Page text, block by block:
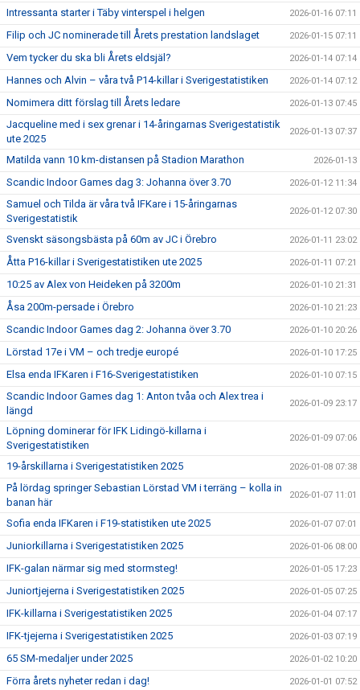
Intressanta starter i Täby vinterspel i helgen 2026-01-16 07:11
Filip och JC nominerade till Årets prestation landslaget 2026-01-15 07:11
Vem tycker du ska bli Årets eldsjäl? 2026-01-14 07:14
Hannes och Alvin – våra två P14-killar i Sverigestatistiken 2026-01-14 07:12
Nomimera ditt förslag till Årets ledare 2026-01-13 07:45
Jacqueline med i sex grenar i 14-åringarnas Sverigestatistik
ute 2025
2026-01-13 07:37
Matilda vann 10 km-distansen på Stadion Marathon 2026-01-13
Scandic Indoor Games dag 3: Johanna över 3.70 2026-01-12 11:34
Samuel och Tilda är våra två IFKare i 15-åringarnas
Sverigestatistik
2026-01-12 07:30
Svenskt säsongsbästa på 60m av JC i Örebro 2026-01-11 23:02
Åtta P16-killar i Sverigestatistiken ute 2025 2026-01-11 07:21
10:25 av Alex von Heideken på 3200m 2026-01-10 21:31
Åsa 200m-persade i Örebro 2026-01-10 21:23
Scandic Indoor Games dag 2: Johanna över 3.70 2026-01-10 20:26
Lörstad 17e i VM – och tredje europé 2026-01-10 17:25
Elsa enda IFKaren i F16-Sverigestatistiken 2026-01-10 07:15
Scandic Indoor Games dag 1: Anton tvåa och Alex trea i
längd
2026-01-09 23:17
Löpning dominerar för IFK Lidingö-killarna i
Sverigestatistiken
2026-01-09 07:06
19-årskillarna i Sverigestatistiken 2025 2026-01-08 07:38
På lördag springer Sebastian Lörstad VM i terräng – kolla in
banan här
2026-01-07 11:01
Sofia enda IFKaren i F19-statistiken ute 2025 2026-01-07 07:01
Juniorkillarna i Sverigestatistiken 2025 2026-01-06 08:00
IFK-galan närmar sig med stormsteg! 2026-01-05 17:23
Juniortjejerna i Sverigestatistiken 2025 2026-01-05 07:25
IFK-killarna i Sverigestatistiken 2025 2026-01-04 07:17
IFK-tjejerna i Sverigestatistiken 2025 2026-01-03 07:19
65 SM-medaljer under 2025 2026-01-02 10:20
Förra årets nyheter redan i dag! 2026-01-01 07:52